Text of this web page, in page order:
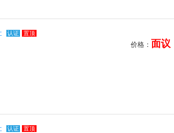
认证
置顶
价格： 面议
认证
置顶